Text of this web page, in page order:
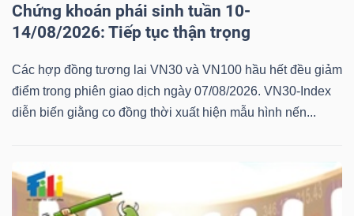
Chứng khoán phái sinh tuần 10-
14/08/2026: Tiếp tục thận trọng
Các hợp đồng tương lai VN30 và VN100 hầu hết đều giảm
điểm trong phiên giao dịch ngày 07/08/2026. VN30-Index
diễn biến giằng co đồng thời xuất hiện mẫu hình nến...